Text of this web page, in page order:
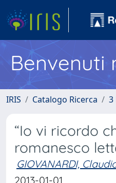
Benvenuti
IRIS Catalogo Ricerca 3
“Io vi ricordo
romanesco
GIOVANARDI,
2013-01-01